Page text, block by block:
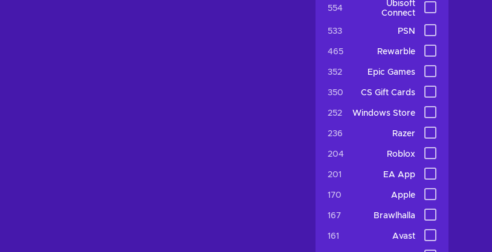
Ubisoft
Connect
554
PSN
533
Rewarble
465
Epic Games
352
CS Gift Cards
350
Windows Store
252
Razer
236
Roblox
204
EA App
201
Apple
170
Brawlhalla
167
Avast
161